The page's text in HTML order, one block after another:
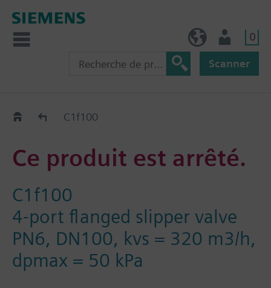
0
Scanner
Old2NewC1f100
Ce produit est arrêté.
C1f100
4-port flanged slipper valve
PN6, DN100, kvs = 320 m3/h,
dpmax = 50 kPa